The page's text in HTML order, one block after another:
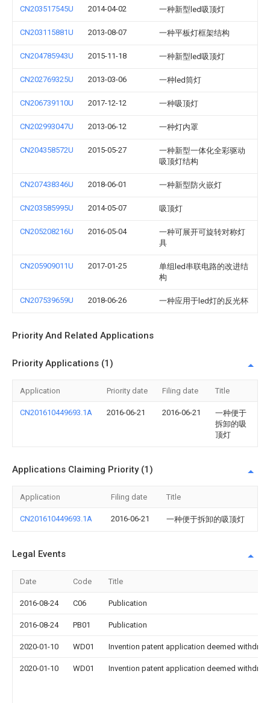
CN203517545U 2014-04-02 一种新型led吸顶灯
CN203115881U 2013-08-07 一种平板灯框架结构
CN204785943U 2015-11-18 一种新型led吸顶灯
CN202769325U 2013-03-06 一种led筒灯
CN206739110U 2017-12-12 一种吸顶灯
CN202993047U 2013-06-12 一种灯内罩
CN204358572U 2015-05-27
一种新型一体化全彩驱动
吸顶灯结构
CN207438346U 2018-06-01 一种新型防火嵌灯
CN203585995U 2014-05-07 吸顶灯
CN205208216U 2016-05-04
一种可展开可旋转对称灯
具
CN205909011U 2017-01-25
单组led串联电路的改进结
构
CN207539659U 2018-06-26 一种应用于led灯的反光杯
Priority And Related Applications
Priority Applications (1)
Application Priority date Filing date Title
CN201610449693.1A 2016-06-21 2016-06-21
一种便于
拆卸的吸
顶灯
Applications Claiming Priority (1)
Application Filing date Title
CN201610449693.1A 2016-06-21 一种便于拆卸的吸顶灯
Legal Events
Date Code Title
2016-08-24 C06 Publication
2016-08-24 PB01 Publication
2020-01-10 WD01 Invention patent application deemed
2020-01-10 WD01 Invention patent application deemed